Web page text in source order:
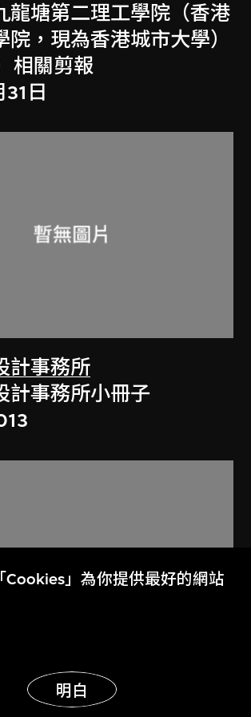
龍塘第二理工學院（香港
院，現為香港城市大學）
相關剪報
日
計事務所
計事務所小冊子
師有限公司
Cookies」為你提供最好的網站
明白
展示更多